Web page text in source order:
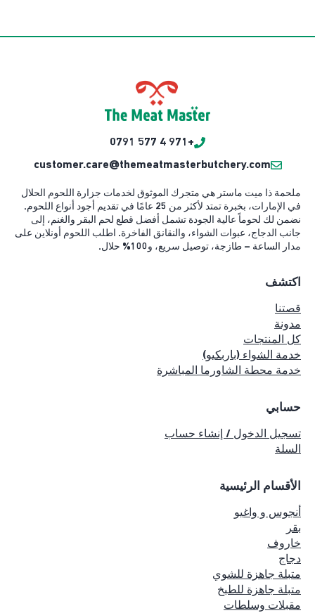
+971 4 577 0791
customer.care@themeatmasterbutchery.com
ملحمة ذا ميت ماستر هي متجرك الموثوق لخدمات جزارة اللحوم الحلال
في الإمارات، بخبرة تمتد لأكثر من 25 عامًا في تقديم أجود أنواع اللحوم.
نضمن لك لحوماً عالية الجودة تشمل أفضل قطع لحم البقر والغنم، إلى
جانب الدجاج، عبوات الشواء، والنقانق الفاخرة. اطلب اللحوم أونلاين على
مدار الساعة – طازجة، توصيل سريع، و100% حلال.
اكتشف
قصتنا
مدونة
كل المنتجات
خدمة الشواء (باربكيو)
خدمة محطة الشاورما المباشرة
حسابي
تسجيل الدخول / إنشاء حساب
السلة
الأقسام الرئيسية
أنجوس و واغيو
بقر
خاروف
دجاج
متبلة جاهزة للشوي
متبلة جاهزة للطبخ
مقبلات وسلطات